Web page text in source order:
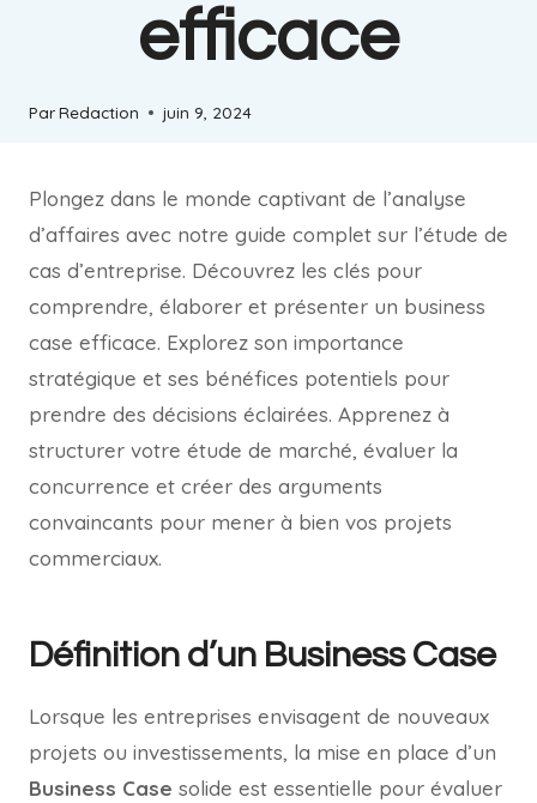
efficace
ParRedaction juin 9, 2024
Plongez dans le monde captivant de l’analyse
d’affaires avec notre guide complet sur l’étude de
cas d’entreprise. Découvrez les clés pour
comprendre, élaborer et présenter un business
case efficace. Explorez son importance
stratégique et ses bénéfices potentiels pour
prendre des décisions éclairées. Apprenez à
structurer votre étude de marché, évaluer la
concurrence et créer des arguments
convaincants pour mener à bien vos projets
commerciaux.
Définition d’un Business Case
Lorsque les entreprises envisagent de nouveaux
projets ou investissements, la mise en place d’un
Business Case solide est essentielle pour évaluer